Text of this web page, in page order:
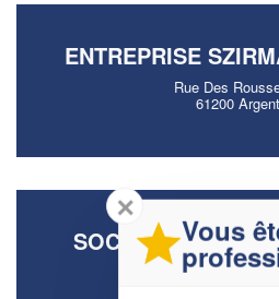
ENTREPRISE
Rue Des
61200
SOCIÉTÉ RENO
18 Rue Des
✕
Vous